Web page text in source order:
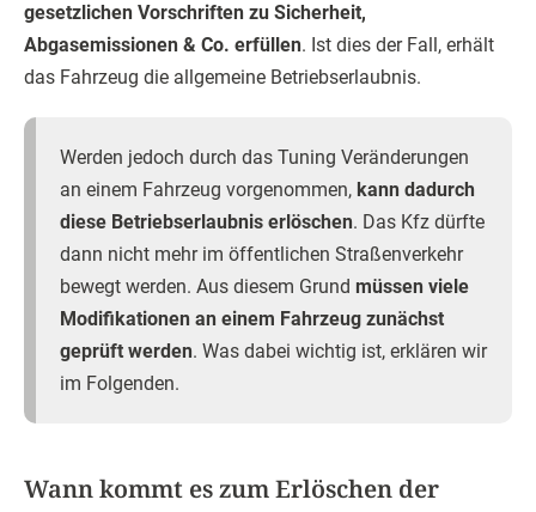
gesetzlichen Vorschriften zu Sicherheit,
Abgasemissionen & Co. erfüllen. Ist dies der Fall, erhält
das Fahrzeug die allgemeine Betriebserlaubnis.
Werden jedoch durch das Tuning Veränderungen
an einem Fahrzeug vorgenommen, kann dadurch
diese Betriebserlaubnis erlöschen. Das Kfz dürfte
dann nicht mehr im öffentlichen Straßenverkehr
bewegt werden. Aus diesem Grund müssen viele
Modifikationen an einem Fahrzeug zunächst
geprüft werden. Was dabei wichtig ist, erklären wir
im Folgenden.
Wann kommt es zum Erlöschen der